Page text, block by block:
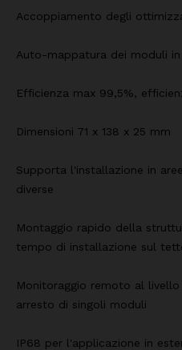
Accoppiamento degli
Auto-mappatura dei moduli
Efficienza max 99,5%,
Dimensioni 71 x 138 x 25 mm
Supporta l'installazione in
diverse
Montaggio rapido della
tempo di installazione sul
Monitoraggio remoto al
arresto di singoli moduli
IP68 per l'applicazione in